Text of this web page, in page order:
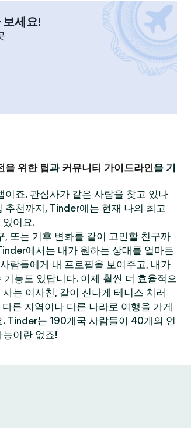
세요!
을 위한 팁과 커뮤니티 가이드라인을 기
죠. 관심사가 같은 사람을 찾고 있나
추천까지, Tinder에는 현재 나의 최고
있어요.
또는 기후 변화를 같이 고민할 친구까
에서는 내가 원하는 상대를 얼마든
람들에게 내 프로필을 보여주고, 내가
능도 있답니다. 이제 훨씬 더 효율적으
는 여사친, 같이 신나게 테니스 치러
른 지역이나 다른 나라로 여행을 가게
Tinder는 190개국 사람들이 40개의 언
이란 없죠!